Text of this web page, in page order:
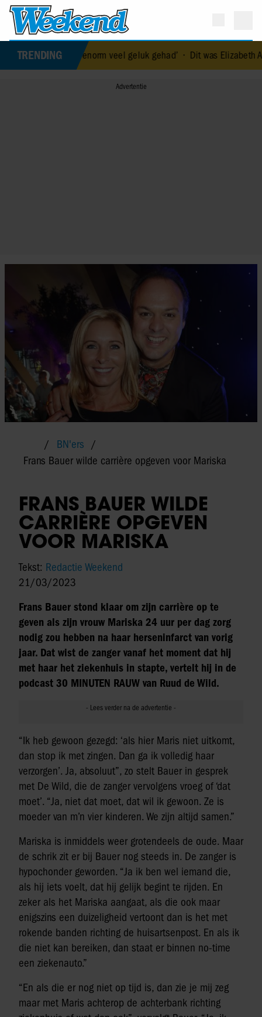
TRENDING
enorm veel geluk gehad’ •Dit was Elizabeth Alice Wise,
BN'ers
Frans Bauer wilde carrière opgeven voor Mariska
FRANS BAUER WILDE
CARRIÈRE OPGEVEN
VOOR MARISKA
Tekst: Redactie Weekend
21/03/2023
Frans Bauer stond klaar om zijn carrière op te
geven als zijn vrouw Mariska 24 uur per dag zorg
nodig zou hebben na haar herseninfarct van vorig
jaar. Dat wist de zanger vanaf het moment dat hij
met haar het ziekenhuis in stapte, vertelt hij in de
podcast 30 MINUTEN RAUW van Ruud de Wild.
“Ik heb gewoon gezegd: ‘als hier Maris niet uitkomt,
dan stop ik met zingen. Dan ga ik volledig haar
verzorgen’. Ja, absoluut”, zo stelt Bauer in gesprek
met De Wild, die de zanger vervolgens vroeg of ‘dat
moet’. “Ja, niet dat moet, dat wil ik gewoon. Ze is
moeder van m’n vier kinderen. We zijn altijd samen.”
Mariska is inmiddels weer grotendeels de oude. Maar
de schrik zit er bij Bauer nog steeds in. De zanger is
hypochonder geworden. “Ja ik ben wel iemand die,
als hij iets voelt, dat hij gelijk begint te rijden. En
zeker als het Mariska aangaat, als die ook maar
enigszins een duizeligheid vertoont dan is het met
rokende banden richting de huisartsenpost. En als ik
die niet kan bereiken, dan staat er binnen no-time
een ziekenauto.”
“En als die er nog niet op tijd is, dan zie je mij zeg
maar met Maris achterop de achterbank richting